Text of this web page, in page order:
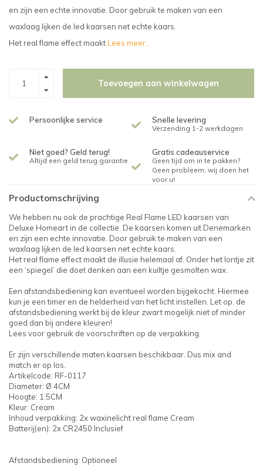
en zijn een echte innovatie. Door gebruik te maken van een
waxlaag lijken de led kaarsen net echte kaars.
Het real flame effect maaktLees meer..
Toevoegen aan winkelwagen
Persoonlijke service Snelle levering
Verzending 1-2 werkdagen
Niet goed? Geld terug!
Altijd een geld terug garantie
Gratis cadeauservice
Geen tijd om in te pakken?
Geen probleem, wij doen het
voor u!
Productomschrijving
We hebben nu ook de prachtige Real Flame LED kaarsen van
Deluxe Homeart in de collectie. De kaarsen komen uit Denemarken
en zijn een echte innovatie. Door gebruik te maken van een
waxlaag lijken de led kaarsen net echte kaars.
Het real flame effect maakt de illusie helemaal af. Onder het lontje zit
een ‘spiegel’ die doet denken aan een kuiltje gesmolten wax.
Een afstandsbediening kan eventueel worden bijgekocht. Hiermee
kun je een timer en de helderheid van het licht instellen. Let op. de
afstandsbediening werkt bij de kleur zwart mogelijk niet of minder
goed dan bij andere kleuren!
Lees voor gebruik de voorschriften op de verpakking.
Er zijn verschillende maten kaarsen beschikbaar. Dus mix and
match er op los.
Artikelcode: RF-0117
Diameter: Ø 4CM
Hoogte: 1.5CM
Kleur: Cream
Inhoud verpakking: 2x waxinelicht real flame Cream
Batterij(en): 2x CR2450 Inclusief
Afstandsbediening: Optioneel